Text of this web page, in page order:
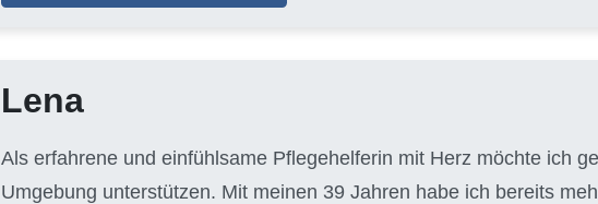
Lena
Als erfahrene und einfühlsame Pflegehelferin mit Herz möchte ich
Umgebung unterstützen. Mit meinen 39 Jahren habe ich bereits